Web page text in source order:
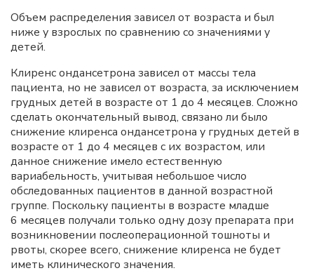
Объем распределения зависел от возраста и был
ниже у взрослых по сравнению со значениями у
детей.
Клиренс ондансетрона зависел от массы тела
пациента, но не зависел от возраста, за исключением
грудных детей в возрасте от 1 до 4 месяцев. Сложно
сделать окончательный вывод, связано ли было
снижение клиренса ондансетрона у грудных детей в
возрасте от 1 до 4 месяцев с их возрастом, или
данное снижение имело естественную
вариабельность, учитывая небольшое число
обследованных пациентов в данной возрастной
группе. Поскольку пациенты в возрасте младше
6 месяцев получали только одну дозу препарата при
возникновении послеоперационной тошноты и
рвоты, скорее всего, снижение клиренса не будет
иметь клинического значения.